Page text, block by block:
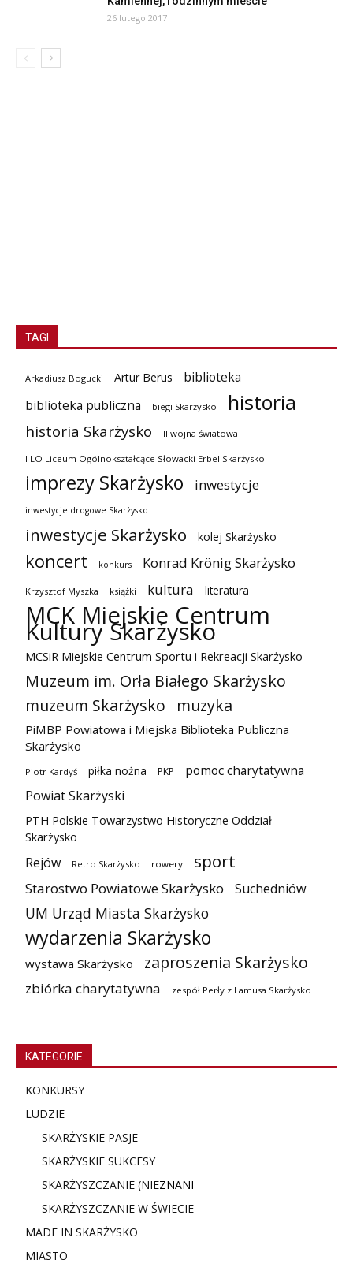
26 lutego 2017
TAGI
Arkadiusz Bogucki Artur Berus
biblioteka
biblioteka publiczna
biegi Skarżysko historia
historia Skarżysko II wojna światowa
I LO Liceum Ogólnokształcące Słowacki Erbel Skarżysko
imprezy Skarżysko inwestycje
inwestycje drogowe Skarżysko
inwestycje Skarżysko kolej Skarżysko
koncert konkurs Konrad Krönig Skarżysko
Krzysztof Myszka książki kultura literatura
MCK Miejskie Centrum
Kultury Skarżysko
MCSiR Miejskie Centrum Sportu i Rekreacji Skarżysko
Muzeum im. Orła Białego Skarżysko
muzeum Skarżysko
muzyka
PiMBP Powiatowa i Miejska Biblioteka Publiczna
Skarżysko
Piotr Kardyś piłka nożna PKP
pomoc charytatywna
Powiat Skarżyski
PTH Polskie Towarzystwo Historyczne Oddział
Skarżysko
Rejów Retro Skarżysko rowery sport
Starostwo Powiatowe Skarżysko Suchedniów
UM Urząd Miasta Skarżysko
wydarzenia Skarżysko
wystawa Skarżysko zaproszenia Skarżysko
zbiórka charytatywna zespół Perły z Lamusa Skarżysko
KATEGORIE
KONKURSY
LUDZIE
SKARŻYSKIE PASJE
SKARŻYSKIE SUKCESY
SKARŻYSZCZANIE (NIEZNANI
SKARŻYSZCZANIE W ŚWIECIE
MADE IN SKARŻYSKO
MIASTO